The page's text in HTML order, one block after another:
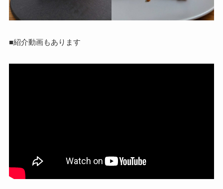
■紹介動画もあります